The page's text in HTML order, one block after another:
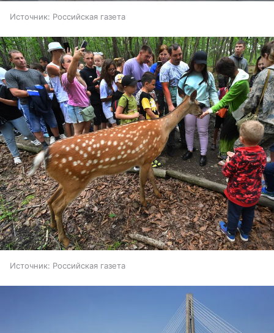
Источник: Российская газета
Источник: Российская газета